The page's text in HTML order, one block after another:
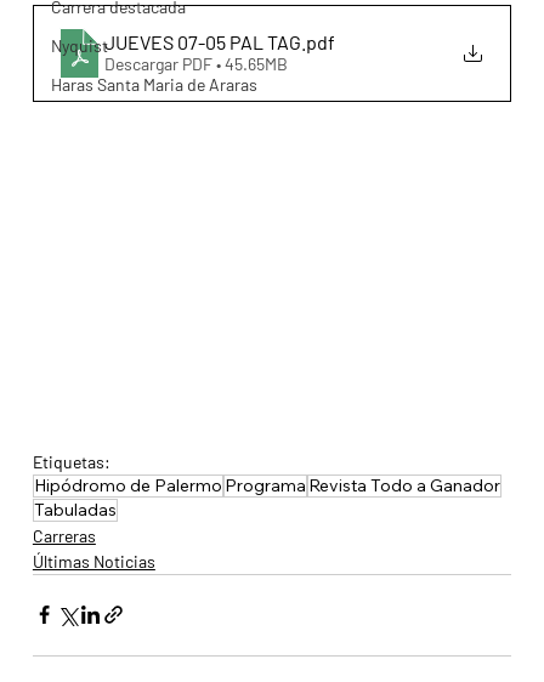
Carrera destacada
Nyquist
Haras Santa Maria de Araras
JUEVES 07-05 PAL TAG .pdf
Descargar PDF • 45.65MB
Etiquetas:
Hipódromo de Palermo Programa Revista Todo a Ganador
Tabuladas
Carreras
Últimas Noticias